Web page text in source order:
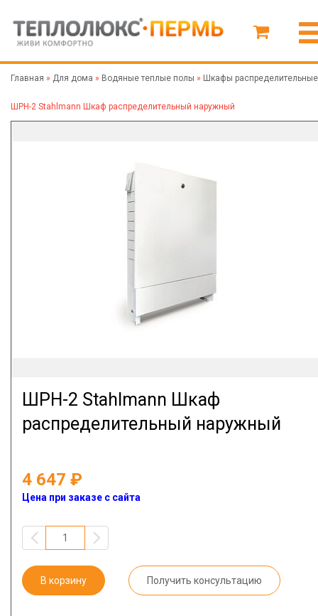
Главная » Для дома » Водяные теплые полы » Шкафы распределительные
ШРН-2 Stahlmann Шкаф распределительный наружный
ШРН-2 Stahlmann Шкаф
распределительный наружный
4 647
Цена при заказе с сайта
В корзину Получить консультацию